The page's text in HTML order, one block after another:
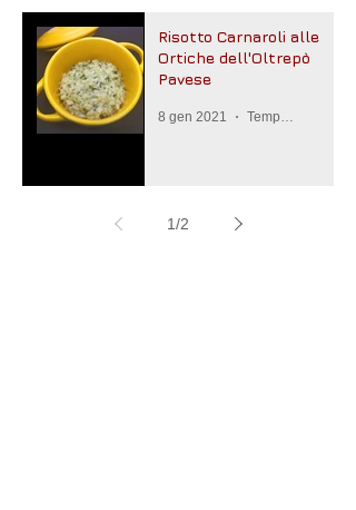
Risotto Carnaroli alle
Ortiche dell'Oltrepò
Pavese
8 gen 2021 Tempo di lettura: 2 min
1/2